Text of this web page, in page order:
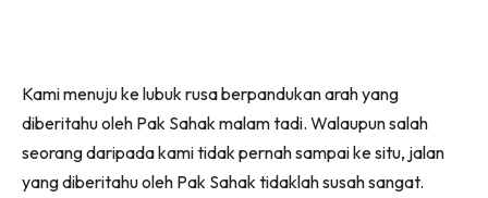
Kami menuju ke lubuk rusa berpandukan arah yang
diberitahu oleh Pak Sahak malam tadi. Walaupun salah
seorang daripada kami tidak pernah sampai ke situ, jalan
yang diberitahu oleh Pak Sahak tidaklah susah sangat.